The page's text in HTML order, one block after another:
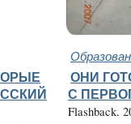
ОНИ
С
Flashback.